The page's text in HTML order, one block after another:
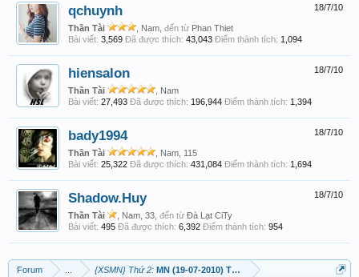
18/7/10
qchuynh
Thần Tài , Nam, đến từ Phan Thiet
Bài viết: 3,569 Đã được thích: 43,043 Điểm thành tích: 1,094
18/7/10
hiensalon
Thần Tài
, Nam
Bài viết: 27,493 Đã được thích: 196,944 Điểm thành tích: 1,394
18/7/10
bady1994
Thần Tài
, Nam, 115
Bài viết: 25,322 Đã được thích: 431,084 Điểm thành tích: 1,694
18/7/10
Shadow.Huy
Thần Tài , Nam, 33, đến từ Đà Lạt CiTy
Bài viết: 495 Đã được thích: 6,392 Điểm thành tích: 954
Forum {XSMN} Thứ 2: MN (19-07-2010) TP-ĐT-CM, Lấy Lộc Đầu Tuần